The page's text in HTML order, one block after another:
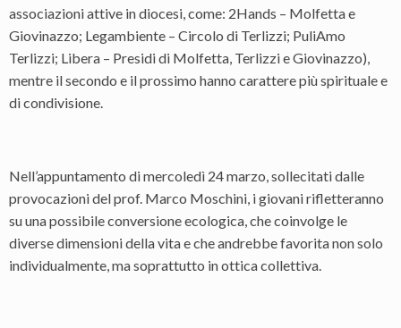
associazioni attive in diocesi, come: 2Hands – Molfetta e
Giovinazzo; Legambiente – Circolo di Terlizzi; PuliAmo
Terlizzi; Libera – Presidi di Molfetta, Terlizzi e Giovinazzo),
mentre il secondo e il prossimo hanno carattere più spirituale e
di condivisione.
Nell’appuntamento di mercoledì 24 marzo, sollecitati dalle
provocazioni del prof. Marco Moschini, i giovani rifletteranno
su una possibile conversione ecologica, che coinvolge le
diverse dimensioni della vita e che andrebbe favorita non solo
individualmente, ma soprattutto in ottica collettiva.